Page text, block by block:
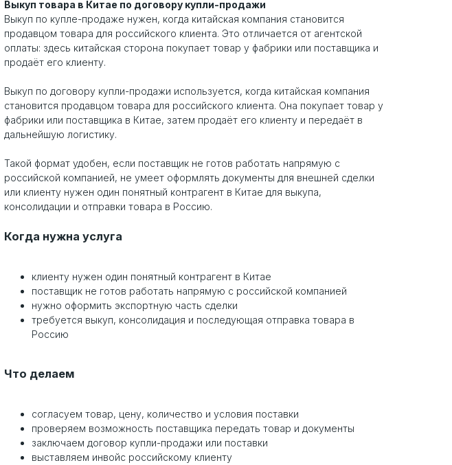
Выкуп товара в Китае по договору купли-продажи
Выкуп по купле-продаже нужен, когда китайская компания становится
продавцом товара для российского клиента. Это отличается от агентской
оплаты: здесь китайская сторона покупает товар у фабрики или поставщика и
продаёт его клиенту.
Выкуп по договору купли-продажи используется, когда китайская компания
становится продавцом товара для российского клиента. Она покупает товар у
фабрики или поставщика в Китае, затем продаёт его клиенту и передаёт в
дальнейшую логистику.
Такой формат удобен, если поставщик не готов работать напрямую с
российской компанией, не умеет оформлять документы для внешней сделки
или клиенту нужен один понятный контрагент в Китае для выкупа,
консолидации и отправки товара в Россию.
Когда нужна услуга
клиенту нужен один понятный контрагент в Китае
поставщик не готов работать напрямую с российской компанией
нужно оформить экспортную часть сделки
требуется выкуп, консолидация и последующая отправка товара в
Россию
Что делаем
согласуем товар, цену, количество и условия поставки
проверяем возможность поставщика передать товар и документы
заключаем договор купли-продажи или поставки
выставляем инвойс российскому клиенту